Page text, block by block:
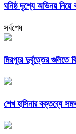
ঘনিষ্ঠ দৃশ্যে অভিনয় নিয়ে
সর্বশেষ
মিরপুরে দুর্বৃত্তের গুলিতে
শেখ হাসিনার বক্তব্যে